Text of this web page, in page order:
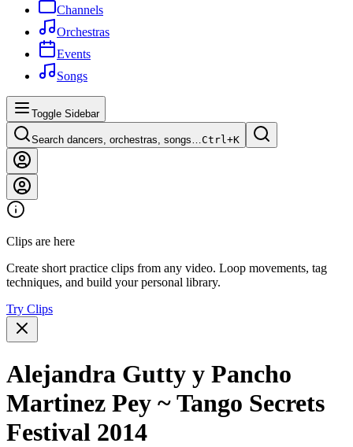
Channels
Orchestras
Events
Songs
Toggle Sidebar
Search dancers, orchestras, songs…Ctrl+K
Clips are here
Create short practice clips from any video. Loop movements, tag
techniques, and build your personal library.
Try Clips
Alejandra Gutty y Pancho
Martinez Pey ~ Tango Secrets
Festival 2014